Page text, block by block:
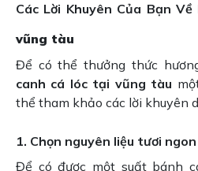
Các Lời Khuyên Của Bạn Về
vũng tàu
Để có thể thưởng thức
canh cá lóc tại vũng tàu
thể tham khảo các lời khuyên
1. Chọn nguyên liệu tươi ngon
Để có được một suất bánh